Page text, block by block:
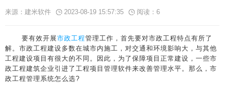
来源：建米软件 2023-08-19 15:57:35 阅读： 6
要有效开展市政工程管理工作，首先要对市政工程特点有所了
解。市政工程建设多数在城市内施工，对交通和环境影响大，与其他
工程建设项目有很大的不同。因此，为了保障项目正常建设，一些市
政工程建筑企业引进了工程项目管理软件来改善管理水平。那么，市
政工程管理系统怎么选?